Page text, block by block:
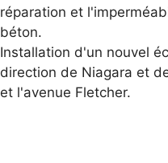
réparation et
béton.
Installation d'un nouvel
direction de Niagara et
et l'avenue Fletcher.